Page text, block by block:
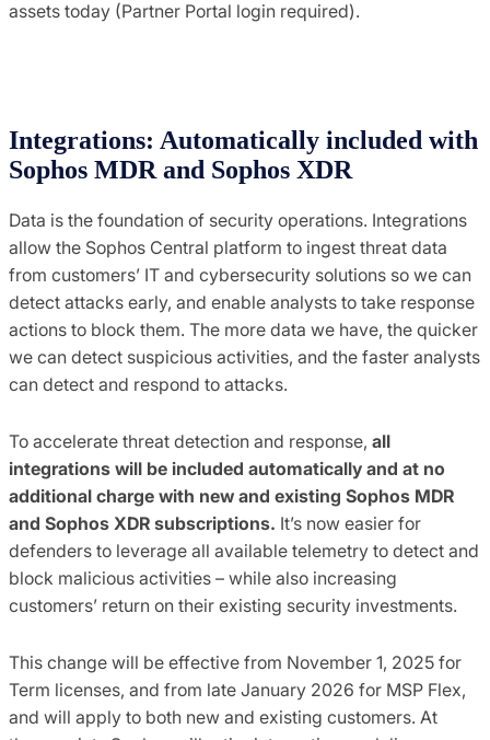
assets today (Partner Portal login required).
Integrations: Automatically included with
Sophos MDR and Sophos XDR
Data is the foundation of security operations. Integrations
allow the Sophos Central platform to ingest threat data
from customers’ IT and cybersecurity solutions so we can
detect attacks early, and enable analysts to take response
actions to block them. The more data we have, the quicker
we can detect suspicious activities, and the faster analysts
can detect and respond to attacks.
To accelerate threat detection and response, all
integrations will be included automatically and at no
additional charge with new and existing Sophos MDR
and Sophos XDR subscriptions. It’s now easier for
defenders to leverage all available telemetry to detect and
block malicious activities – while also increasing
customers’ return on their existing security investments.
This change will be effective from November 1, 2025 for
Term licenses, and from late January 2026 for MSP Flex,
and will apply to both new and existing customers. At